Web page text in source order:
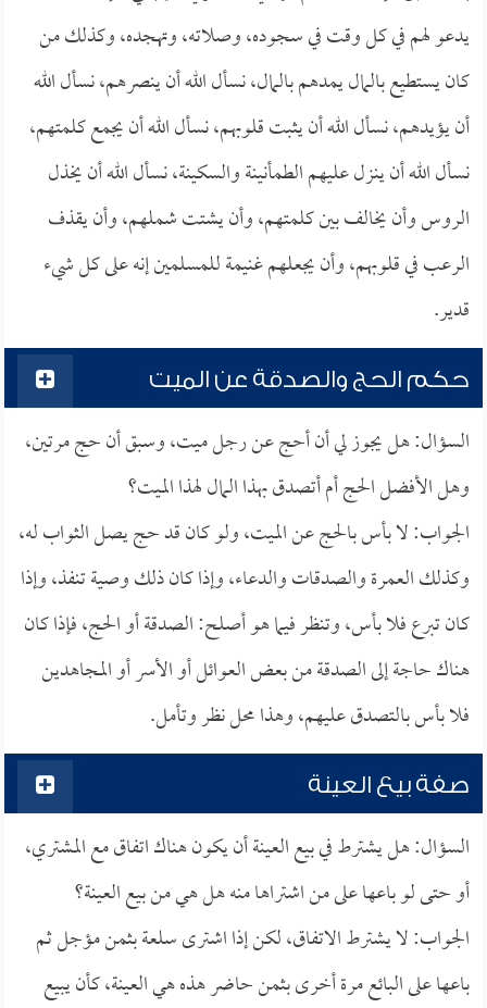
يدعو لهم في كل وقت في سجوده، وصلاته، وتهجده، وكذلك من
كان يستطيع بالمال يمدهم بالمال، نسأل الله أن ينصرهم، نسأل الله
أن يؤيدهم، نسأل الله أن يثبت قلوبهم، نسأل الله أن يجمع كلمتهم،
نسأل الله أن ينزل عليهم الطمأنينة والسكينة، نسأل الله أن يخذل
الروس وأن يخالف بين كلمتهم، وأن يشتت شملهم، وأن يقذف
الرعب في قلوبهم، وأن يجعلهم غنيمة للمسلمين إنه على كل شيء
قدير.
حكم الحج والصدقة عن الميت
السؤال: هل يجوز لي أن أحج عن رجل ميت، وسبق أن حج مرتين،
وهل الأفضل الحج أم أتصدق بهذا المال لهذا الميت؟
الجواب: لا بأس بالحج عن الميت، ولو كان قد حج يصل الثواب له،
وكذلك العمرة والصدقات والدعاء، وإذا كان ذلك وصية تنفذ، وإذا
كان تبرع فلا بأس، وتنظر فيما هو أصلح: الصدقة أو الحج، فإذا كان
هناك حاجة إلى الصدقة من بعض العوائل أو الأسر أو المجاهدين
فلا بأس بالتصدق عليهم، وهذا محل نظر وتأمل.
صفة بيع العينة
السؤال: هل يشترط في بيع العينة أن يكون هناك اتفاق مع المشتري،
أو حتى لو باعها على من اشتراها منه هل هي من بيع العينة؟
الجواب: لا يشترط الاتفاق، لكن إذا اشترى سلعة بثمن مؤجل ثم
باعها على البائع مرة أخرى بثمن حاضر هذه هي العينة، كأن يبيع